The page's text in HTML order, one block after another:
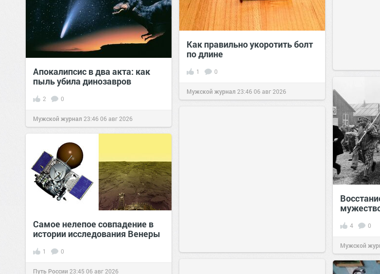
Как правильно укоротить болт
по длине
1 0
Мужской журнал 23:4606 авг 2026
Апокалипсис в два акта: как
пыль убила динозавров
2 0
Мужской журнал 23:4606 авг 2026
4 0
Мужской
Самое нелепое совпадение в
истории исследования Венеры
1 0
Путь России 23:45 06 авг 2026